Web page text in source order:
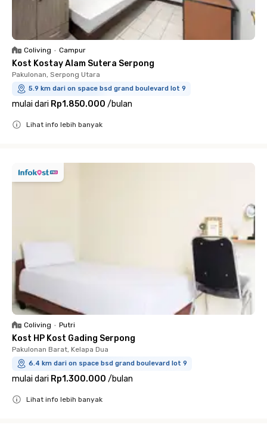
Coliving • Campur
Kost Kostay Alam Sutera Serpong
Pakulonan, Serpong Utara
5.9 km dari on space bsd grand boulevard lot 9
mulai dari Rp1.850.000 /bulan
Lihat info lebih banyak
Coliving • Putri
Kost HP Kost Gading Serpong
Pakulonan Barat, Kelapa Dua
6.4 km dari on space bsd grand boulevard lot 9
mulai dari Rp1.300.000 /bulan
Lihat info lebih banyak